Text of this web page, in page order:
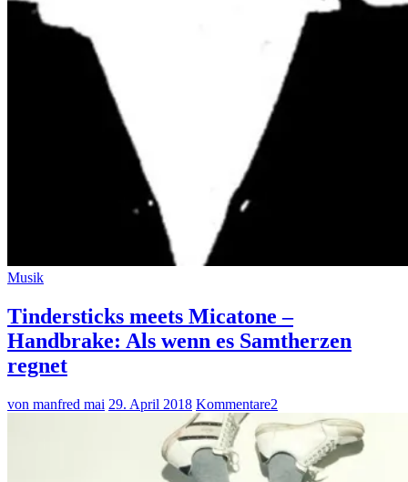
Musik
Tindersticks meets Micatone –
Handbrake: Als wenn es Samtherzen
regnet
von manfred mai 29. April 2018 Kommentare2